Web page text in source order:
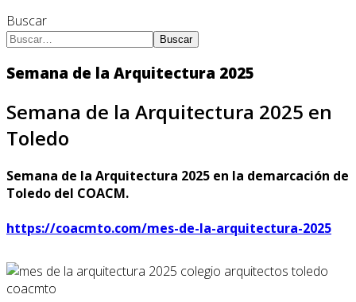
Buscar
Buscar
Semana de la Arquitectura 2025
Semana de la Arquitectura 2025 en
Toledo
Semana de la Arquitectura 2025 en la demarcación de
Toledo del COACM.
https://coacmto.com/mes-de-la-arquitectura-2025